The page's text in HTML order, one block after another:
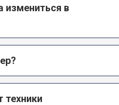
измениться в
техники